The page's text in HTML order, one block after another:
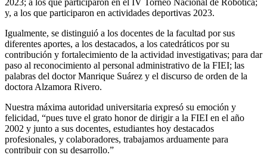
y, a los que participaron en actividades deportivas 2023.
Igualmente, se distinguió a los docentes de la facultad por sus
diferentes aportes, a los destacados, a los catedráticos por su
contribución y fortalecimiento de la actividad investigativas; para dar
paso al reconocimiento al personal administrativo de la FIEI; las
palabras del doctor Manrique Suárez y el discurso de orden de la
doctora Alzamora Rivero.
Nuestra máxima autoridad universitaria expresó su emoción y
felicidad, “pues tuve el grato honor de dirigir a la FIEI en el año
2002 y junto a sus docentes, estudiantes hoy destacados
profesionales, y colaboradores, trabajamos arduamente para
contribuir con su desarrollo.”